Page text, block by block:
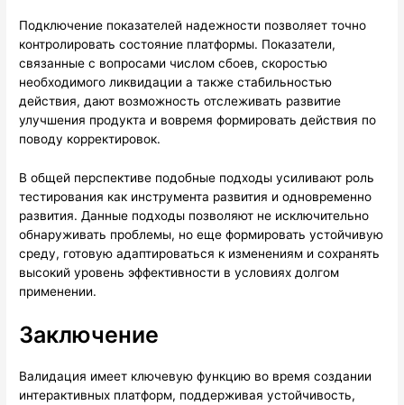
Подключение показателей надежности позволяет точно
контролировать состояние платформы. Показатели,
связанные с вопросами числом сбоев, скоростью
необходимого ликвидации а также стабильностью
действия, дают возможность отслеживать развитие
улучшения продукта и вовремя формировать действия по
поводу корректировок.
В общей перспективе подобные подходы усиливают роль
тестирования как инструмента развития и одновременно
развития. Данные подходы позволяют не исключительно
обнаруживать проблемы, но еще формировать устойчивую
среду, готовую адаптироваться к изменениям и сохранять
высокий уровень эффективности в условиях долгом
применении.
Заключение
Валидация имеет ключевую функцию во время создании
интерактивных платформ, поддерживая устойчивость,